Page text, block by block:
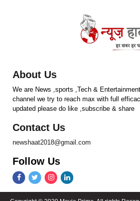
About Us
We are News ,sports ,Tech &
channel we try to reach max with full
updated please do like ,subscribe & share
Contact Us
newshaat2018@gmail.com
Follow Us